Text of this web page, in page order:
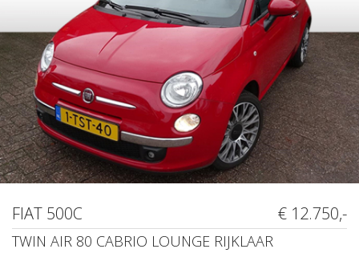
FIAT 500C € 12.750,-
TWIN AIR 80 CABRIO LOUNGE RIJKLAAR